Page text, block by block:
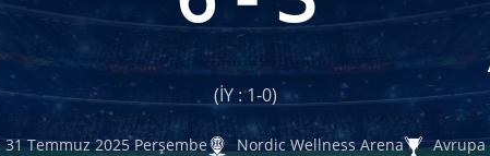
(İY : 1-0)
31 Temmuz 2025 Perşembe Nordic Wellness Arena Avrupa